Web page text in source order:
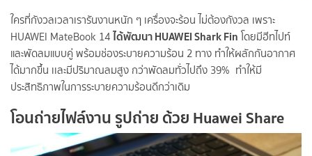
ใครที่กังวลเวลาเรารันงานหนัก ๆ เครื่องจะร้อน ไม่ต้องกังวล เพราะ
HUAWEI MateBook 14ได้พัฒนา HUAWEI Shark Fin โดยมีฮีทไปท์
และพัดลมแบบคู่ พร้อมช่องระบายความร้อน 2 ทาง ทำให้ผลักกันอากาศ
ได้มากขึ้น เเละมีปริมาณลมสูง กว่าพัดลมทั่วไปถึง 39% ทำให้มี
ประสิทธิภาพในการระบายความร้อนดีกว่าเดิม
โอนถ่ายไฟล์งาน รูปถ่าย ด้วย Huawei Share